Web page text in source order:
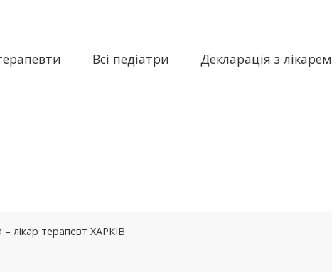
Всі педіатри Декларація з лікарем
лікар терапевт ХАРКІВ